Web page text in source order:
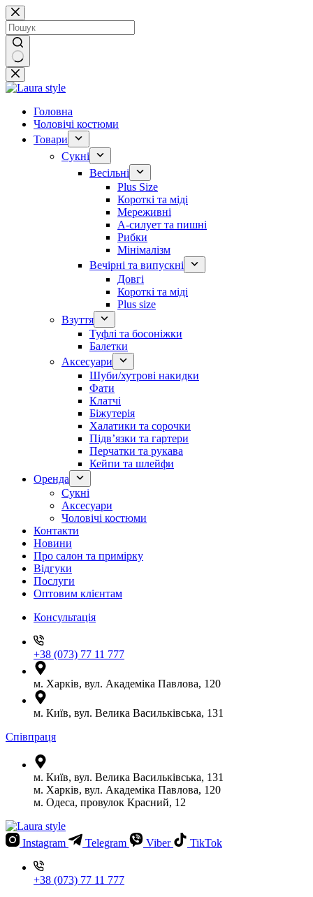
Перейти
до
вмісту
Немає
результатів
Головна
Чоловічі костюми
Товари
Сукні
Весільні
Plus Size
Короткі та міді
Мереживні
А-силует та пишні
Рибки
Мінімалізм
Вечірні та випускні
Довгі
Короткі та міді
Plus size
Взуття
Туфлі та босоніжки
Балетки
Аксесуари
Шуби/хутрові накидки
Фати
Клатчі
Біжутерія
Халатики та сорочки
Підвʼязки та гартери
Перчатки та рукава
Кейпи та шлейфи
Оренда
Сукні
Аксесуари
Чоловічі костюми
Контакти
Новини
Про салон та примірку
Відгуки
Послуги
Оптовим клієнтам
Консультація
+38 (073) 77 11 777
м. Харків, вул. Академіка Павлова, 120
м. Київ, вул. Велика Васильківська, 131
Співпраця
м. Київ, вул. Велика Васильківська, 131
м. Харків, вул. Академіка Павлова, 120
м. Одеса, провулок Красний, 12
Instagram Telegram Viber TikTok
+38 (073) 77 11 777